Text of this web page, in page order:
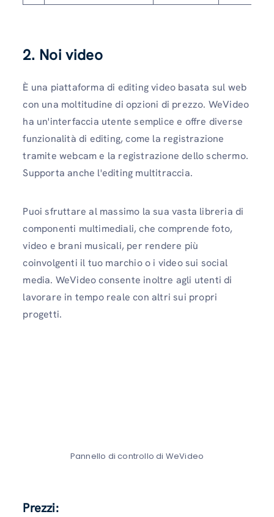
2. Noi video
È una piattaforma di editing video basata sul web
con una moltitudine di opzioni di prezzo. WeVideo
ha un'interfaccia utente semplice e offre diverse
funzionalità di editing, come la registrazione
tramite webcam e la registrazione dello schermo.
Supporta anche l'editing multitraccia.
Puoi sfruttare al massimo la sua vasta libreria di
componenti multimediali, che comprende foto,
video e brani musicali, per rendere più
coinvolgenti il ​​tuo marchio o i video sui social
media. WeVideo consente inoltre agli utenti di
lavorare in tempo reale con altri sui propri
progetti.
Pannello di controllo di WeVideo
Prezzi: